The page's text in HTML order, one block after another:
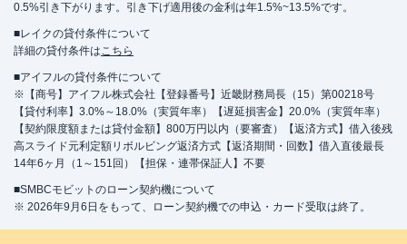
0.5%引き下がります。引き下げ適用後の金利は年1.5%~13.5%です。
■レイクの貸付条件について
詳細の貸付条件はこちら
■アイフルの貸付条件について
※【商号】アイフル株式会社【登録番号】近畿財務局長（15）第00218号
【貸付利率】3.0%～18.0%（実質年率）【遅延損害金】20.0%（実質年率）
【契約限度額または貸付金額】800万円以内（要審査）【返済方式】借入後残
高スライド元利定額リボルビング返済方式【返済期間・回数】借入直後最長
14年6ヶ月（1～151回）【担保・連帯保証人】不要
■SMBCモビットのローン契約機について
※ 2026年9月6日をもって、ローン契約機での申込・カード受取は終了。